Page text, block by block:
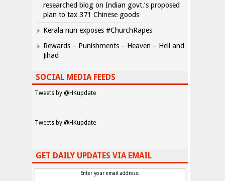
researched blog on Indian govt.’s proposed
plan to tax 371 Chinese goods
Kerala nun exposes #ChurchRapes
Rewards – Punishments – Heaven – Hell and
Jihad
SOCIAL MEDIA FEEDS
Tweets by @HKupdate
Tweets by @HKupdate
GET DAILY UPDATES VIA EMAIL
Enter your email address: